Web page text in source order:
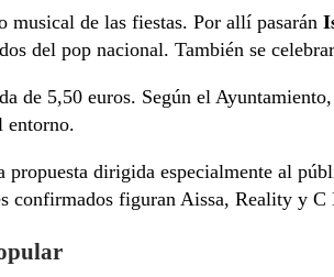
de las fiestas. Por allí pasarán
del pop nacional. También se
de 5,50 euros. Según el
entorno.
propuesta dirigida especialmente al
figuran Aissa, Reality y